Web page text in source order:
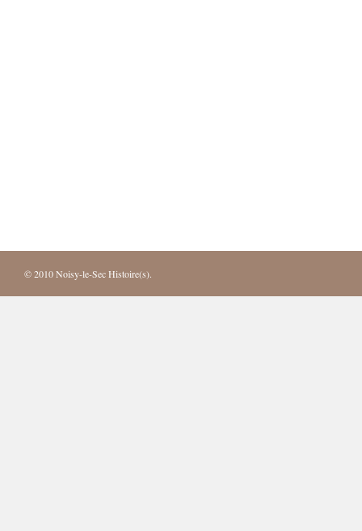
© 2010Noisy-le-Sec Histoire(s).